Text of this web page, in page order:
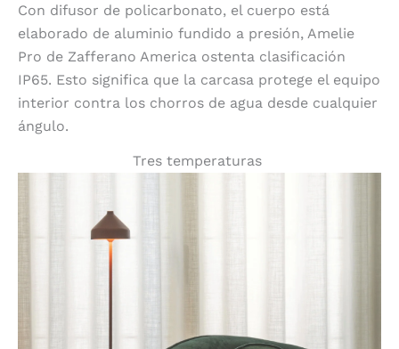
Con difusor de policarbonato, el cuerpo está
elaborado de aluminio fundido a presión, Amelie
Pro de Zafferano America ostenta clasificación
IP65. Esto significa que la carcasa protege el equipo
interior contra los chorros de agua desde cualquier
ángulo.
Tres temperaturas